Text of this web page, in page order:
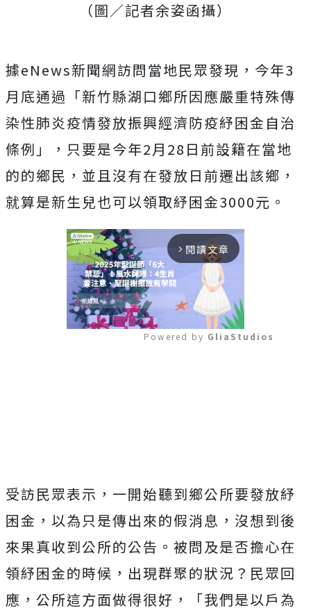
（圖／記者余姿函攝）
據eNews新聞網訪問當地民眾發現，今年3
月底通過「新竹縣湖口鄉所因應嚴重特殊傳
染性肺炎疫情發放振興經濟防疫紓困金自治
條例」，只要是今年2月28日前設籍在當地
的的鄉民，並且沒有在發放日前遷出該鄉，
就算是新生兒也可以領取紓困金3000元。
arrow_forward_ios 閱讀文章
Powered by GliaStudios
受訪民眾表示，一開始聽到鄉公所要發放紓
困金，以為只是傳出來的假消息，沒想到後
來果真收到公所的公告。被問及是否擔心在
領紓困金的時候，出現群聚的狀況？民眾回
應，公所這方面做得很好，「我們是以戶為